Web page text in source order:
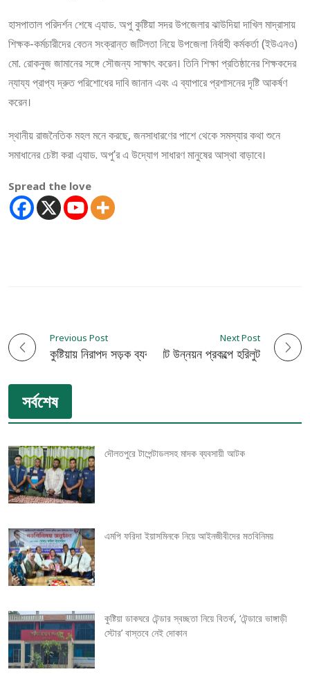
হাসপাতাল পরিদর্শন শেষে এ্যাড. অপু কুষ্টিয়া সদর উপজেলার ঝাউদিয়া দাখিল মাদ্রাসায়
শিক্ষক-কর্মচারীদের বেতন সংক্রান্ত জটিলতা নিয়ে উপজেলা নির্বাহী কর্মকর্তা (ইউএনও)
মো. রোকনুজ জামানের সঙ্গে সৌজন্য সাক্ষাৎ করেন। তিনি শিক্ষা প্রতিষ্ঠানের শিক্ষকদের
ন্যায্য প্রাপ্য দ্রুত পরিশোধের দাবি জানান এবং এ ব্যাপারে প্রশাসনের দৃষ্টি আকর্ষণ
করেন।
স্থানীয় রাজনৈতিক মহল মনে করছে, জনসাধারণের পাশে থেকে সমস্যার কথা শুনে
সমাধানের চেষ্টা করা এ্যাড. অপু’র এ উদ্যোগ সাধারণ মানুষের আস্থা বাড়াবে।
Spread the love
P
o
s
t
n
a
v
i
a
t
Previous Post
কুষ্টিয়ায় নিরাপদ সড়ক ব্যবস্থা নিশ্চিতকরণের দাবিতে স্মারকলিপি প্রদান
Next Post
বালিয়াপাড়া পশুহাট উন্নয়ন প্রকল্পে হরিলুট
সর্বশেষ
দৌলতপুরে টাপেন্টাডলসহ মাদক ব্যবসায়ী আটক
এমপি ফরিদা ইয়াসমিনকে নিয়ে আইনজীবীদের মতবিনিময়
কুষ্টিয়া ডাকঘরে টেন্ডার স্বচ্ছতা নিয়ে বিতর্ক, ‘টেন্ডারে ভাঙ্গাড়ী
স্টোর’ বাস্তবে নেই দোকান